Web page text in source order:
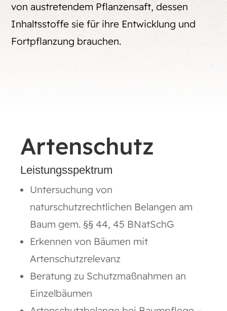
von austretendem Pflanzensaft, dessen
Inhaltsstoffe sie für ihre Entwicklung und
Fortpflanzung brauchen.
Artenschutz
Leistungsspektrum
Untersuchung von
naturschutzrechtlichen Belangen am
Baum gem. §§ 44, 45 BNatSchG
Erkennen von Bäumen mit
Artenschutzrelevanz
Beratung zu Schutzmaßnahmen an
Einzelbäumen